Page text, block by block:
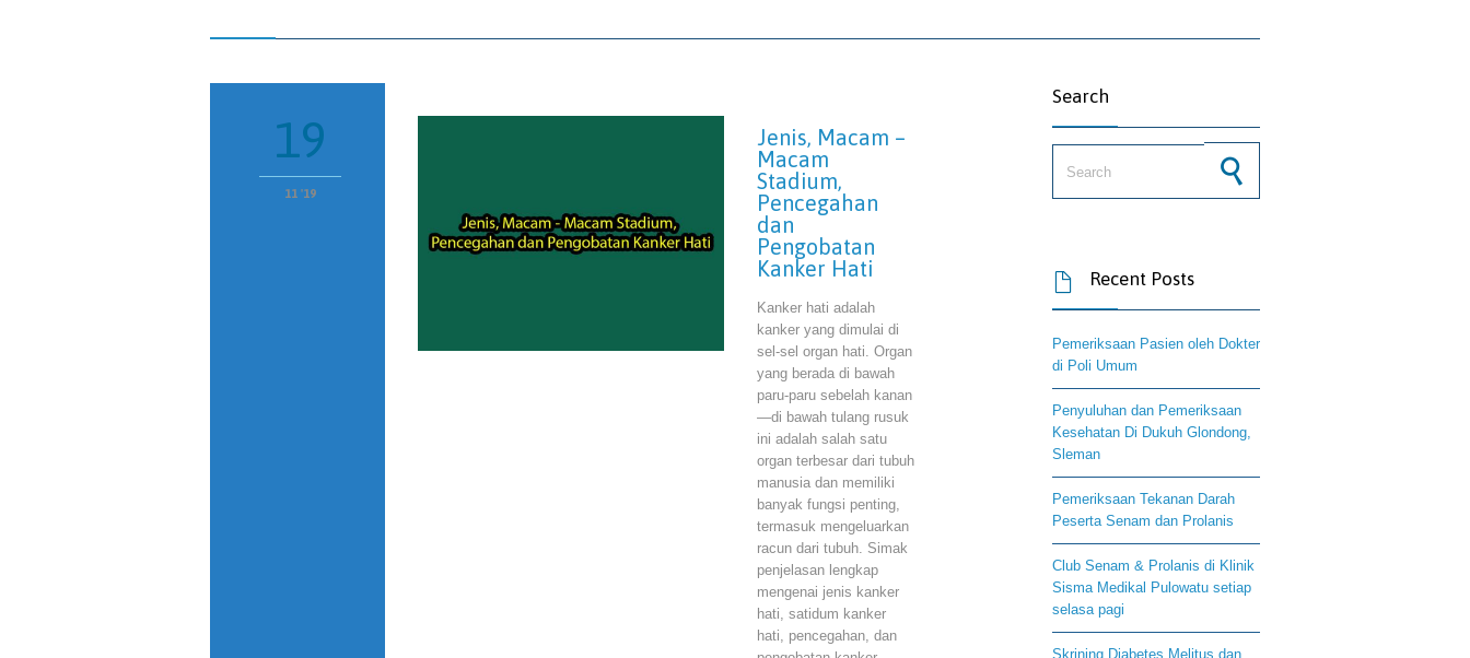
19
11 '19
Jenis, Macam –
Macam
Stadium,
Pencegahan
dan
Pengobatan
Kanker Hati
Kanker hati adalah
kanker yang dimulai di
sel-sel organ hati. Organ
yang berada di bawah
paru-paru sebelah kanan
—di bawah tulang rusuk
ini adalah salah satu
organ terbesar dari tubuh
manusia dan memiliki
banyak fungsi penting,
termasuk mengeluarkan
racun dari tubuh. Simak
penjelasan lengkap
mengenai jenis kanker
hati, satidum kanker
hati, pencegahan, dan
Search
 Recent Posts
Pemeriksaan Pasien oleh Dokter
di Poli Umum
Penyuluhan dan Pemeriksaan
Kesehatan Di Dukuh Glondong,
Sleman
Pemeriksaan Tekanan Darah
Peserta Senam dan Prolanis
Club Senam & Prolanis di Klinik
Sisma Medikal Pulowatu setiap
selasa pagi
Skrining Diabetes Melitus dan